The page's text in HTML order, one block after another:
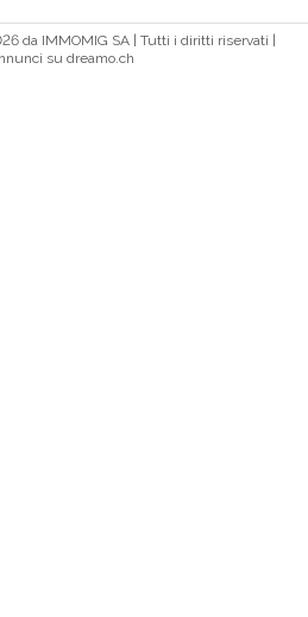
da IMMOMIG SA | Tutti i diritti riservati |
su dreamo.ch